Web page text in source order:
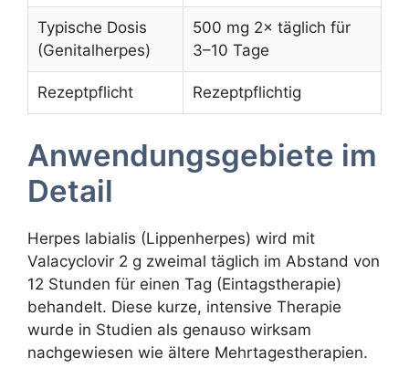
Typische Dosis
(Genitalherpes)
500 mg 2× täglich für
3–10 Tage
Rezeptpflicht Rezeptpflichtig
Anwendungsgebiete im
Detail
Herpes labialis (Lippenherpes) wird mit
Valacyclovir 2 g zweimal täglich im Abstand von
12 Stunden für einen Tag (Eintagstherapie)
behandelt. Diese kurze, intensive Therapie
wurde in Studien als genauso wirksam
nachgewiesen wie ältere Mehrtagestherapien.